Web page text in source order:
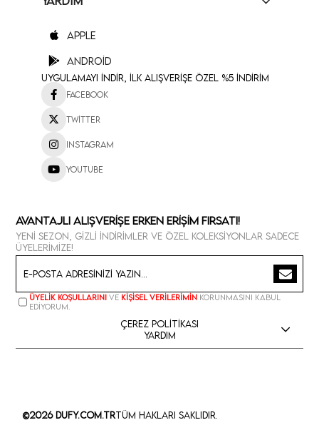
Apple
Android
Uygulamayı İndir, İlk Alışverişe Özel %5 İndirim
Facebook
Twitter
Instagram
Youtube
Avantajlı Alışverişe Erken Erişim Fırsatı!
Yeni sezon, gizli indirimler ve özel koleksiyonlar sadece
üyelerimize!
Üyelik koşullarını ve kişisel verilerimin korunmasını kabul
ediyorum.
Çerez Politikası
Yardım
©2026 Dufy.com.trTüm Hakları Saklıdır.